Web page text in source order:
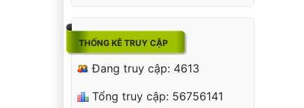
THỐNG KÊ TRUY CẬP
Đang truy cập: 4613
Tổng truy cập: 56756141